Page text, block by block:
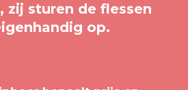
zij sturen de flessen
op.